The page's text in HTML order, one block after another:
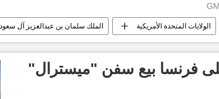
الولايات المتحدة الأمريكية الملك سلمان بن عبدالعزيز آل سعود
فرنسا بيع سفن "ميسترال"